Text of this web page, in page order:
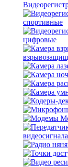
спортивные
цифровые
видеосигнала